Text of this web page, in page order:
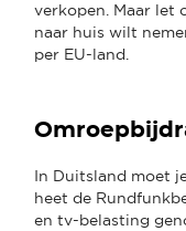
verkopen. Maar let
naar huis wilt
per EU-land.
In Duitsland moet
heet de
en tv-belasting